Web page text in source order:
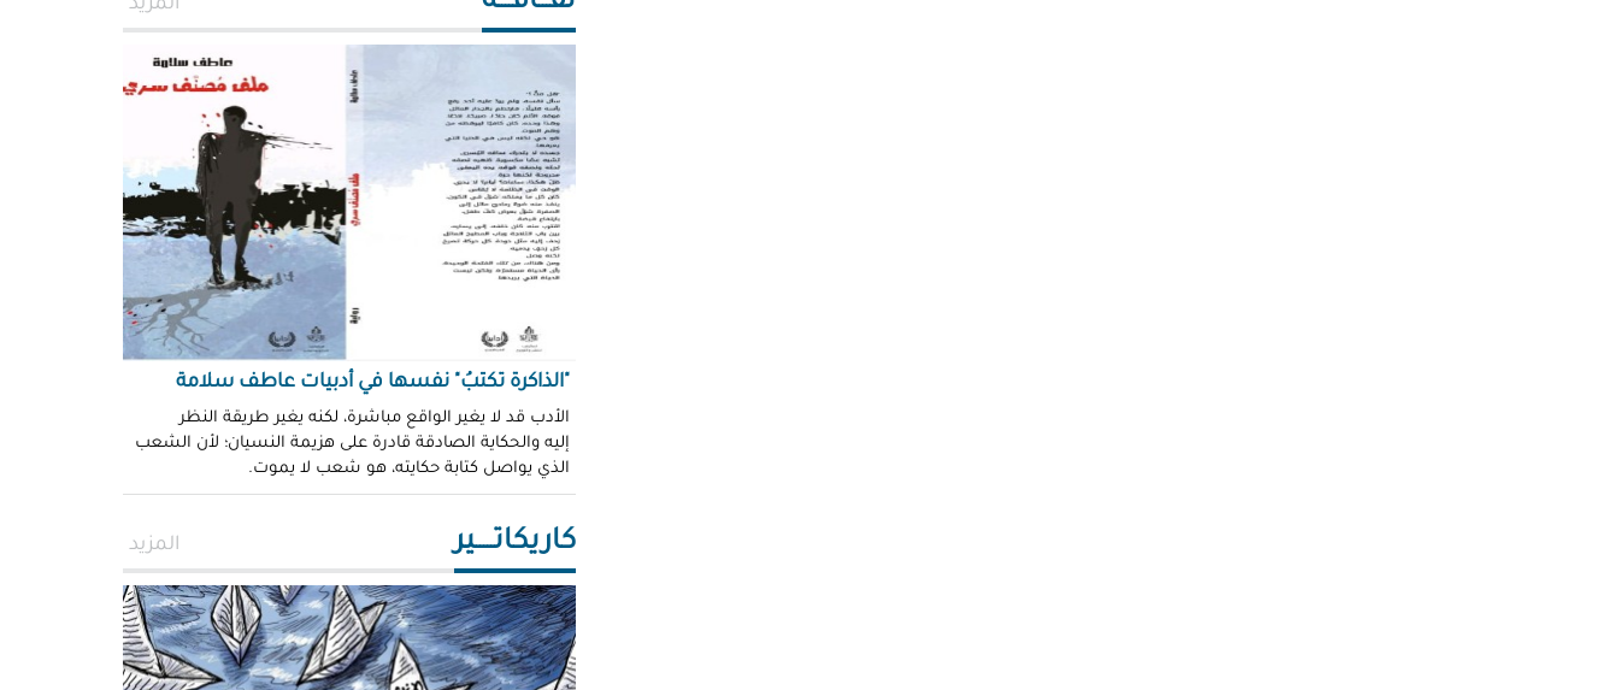
المزيد
"الذاكرة تكتبُ" نفسها في أدبيات عاطف سلامة
الأدب قد لا يغير الواقع مباشرة، لكنه يغير طريقة النظر
إليه والحكاية الصادقة قادرة على هزيمة النسيان؛ لأن الشعب
الذي يواصل كتابة حكايته، هو شعب لا يموت.
كاريكاتـــــير المزيد